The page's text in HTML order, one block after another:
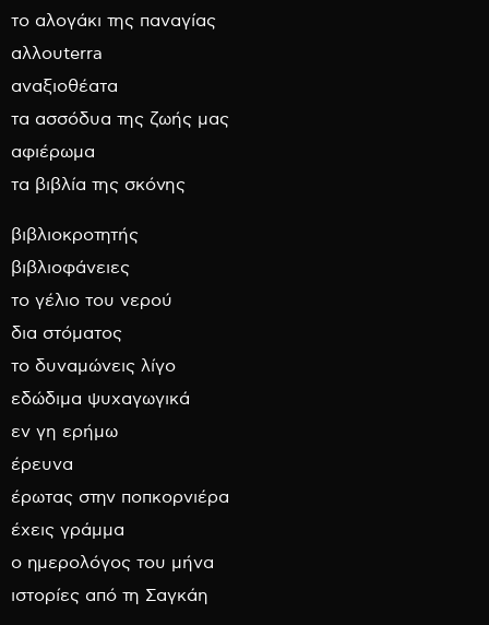
το αλογάκι της παναγίας
αλλουterra
αναξιοθέατα
τα ασσόδυα της ζωής μας
αφιέρωμα
τα βιβλία της σκόνης
βιβλιοκροτητής
βιβλιοφάνειες
το γέλιο του νερού
δια στόματος
το δυναμώνεις λίγο
εδώδιμα ψυχαγωγικά
εν γη ερήμω
έρευνα
έρωτας στην ποπκορνιέρα
έχεις γράμμα
ο ημερολόγος του μήνα
ιστορίες από τη Σαγκάη